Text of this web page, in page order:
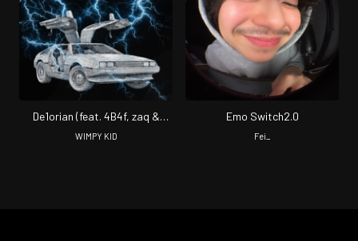
De1orian (feat. 4B4f, zaq &
TraNce)
WIMPY KID
Emo Switch2.0
Fei_